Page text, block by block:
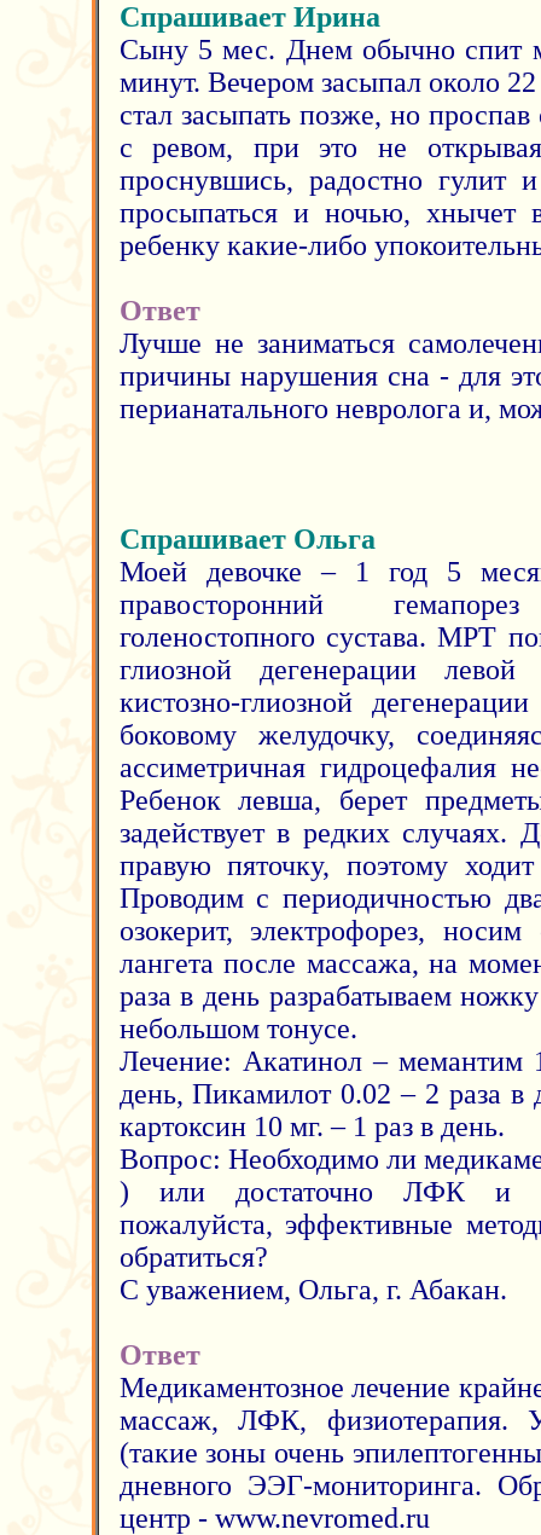
Спрашивает Ирина
Сыну 5 мес. Днем обычно спит
минут. Вечером засыпал около
стал засыпать позже, но
с ревом, при это не
проснувшись, радостно гулит
просыпаться и ночью,
ребенку какие-либо
Ответ
Лучше не заниматься
причины нарушения сна - для
перианатального невролога и,
Спрашивает Ольга
Моей девочке – 1 год 5
правосторонний
голеностопного сустава. МРТ
глиозной дегенерации
кистозно-глиозной
боковому желудочку,
ассиметричная гидроцефалия
Ребенок левша, берет
задействует в редких случаях.
правую пяточку, поэтому
Проводим с периодичностью
озокерит, электрофорез,
лангета после массажа, на
раза в день разрабатываем
небольшом тонусе.
Лечение: Акатинол – мемантим
день, Пикамилот 0.02 – 2 раза в
картоксин 10 мг. – 1 раз в день.
Вопрос: Необходимо ли
) или достаточно ЛФК и
пожалуйста, эффективные
обратиться?
С уважением, Ольга, г. Абакан.
Ответ
Медикаментозное лечение
массаж, ЛФК, физиотерапия.
(такие зоны очень
дневного ЭЭГ-мониторинга.
центр - www.nevromed.ru